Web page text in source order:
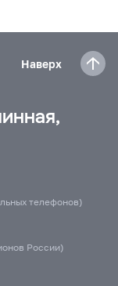
Наверх
телефонов)
России)